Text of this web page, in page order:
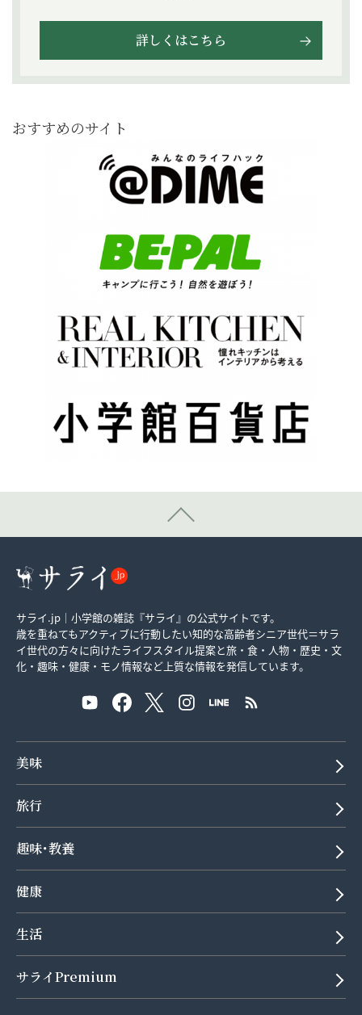
詳しくはこちら
おすすめのサイト
サライ.jp｜小学館の雑誌『サライ』の公式サイトです。
歳を重ねてもアクティブに行動したい知的な高齢者シニア世代＝サラ
イ世代の方々に向けたライフスタイル提案と旅・食・人物・歴史・文
化・趣味・健康・モノ情報など上質な情報を発信しています。
美味
旅行
趣味･教養
健康
生活
サライPremium